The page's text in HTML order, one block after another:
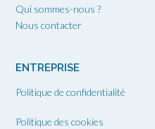
Qui sommes-nous ?
Nous contacter
ENTREPRISE
Politique de confidentialité
Politique des cookies